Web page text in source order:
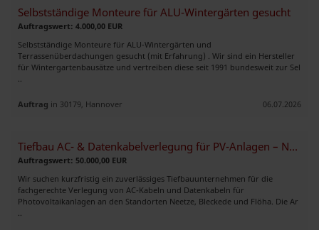
Selbstständige Monteure für ALU-Wintergärten gesucht
Auftragswert: 4.000,00 EUR
Selbstständige Monteure für ALU-Wintergärten und
Terrassenüberdachungen gesucht (mit Erfahrung) . Wir sind ein Hersteller
für Wintergartenbausätze und vertreiben diese seit 1991 bundesweit zur Sel
Auftrag in 30179, Hannover 06.07.2026
Tiefbau AC- & Datenkabelverlegung für PV-Anlagen – Neetze, Bleckede
Auftragswert: 50.000,00 EUR
Wir suchen kurzfristig ein zuverlässiges Tiefbauunternehmen für die
fachgerechte Verlegung von AC-Kabeln und Datenkabeln für
Photovoltaikanlagen an den Standorten Neetze, Bleckede und Flöha. Die Ar